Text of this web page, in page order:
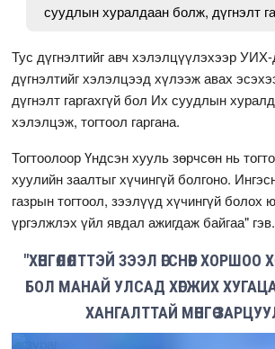
суудлын хуралдаан болж, дүгнэлт
Тус дүгнэлтийг авч хэлэлцүүлэхээр
дүгнэлтийг хэлэлцээд хүлээж авах
дүгнэлт гаргахгүй бол Их суудлын
хэлэлцэж, тогтоол гаргана.
Тогтоолоор Үндсэн хууль зөрчсөн нь
хуулийн заалтыг хүчингүй болгоно.
газрын тогтоол, зээлүүд хүчингүй болох
үргэлжлэх үйл явдал ажигдаж байгаа" гэв.
"ХӨНГӨЛӨЛТТЭЙ ЗЭЭЛ ӨГСНӨӨР ХОРШОО
БОЛ МАНАЙ УЛСАД ХӨГЖИХ
ХАНГАЛТТАЙ МӨНГӨ